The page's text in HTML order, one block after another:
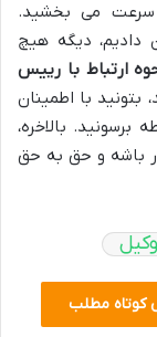
سرعت می بخشید.
دادیم، دیگه هیچ
ارتباط با رییس
بتونید با اطمینان
بالاخره،
باشه و حق به حق
وکیل
کوتاه مطلب